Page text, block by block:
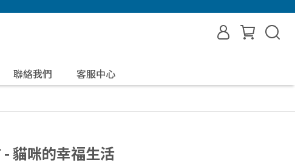
聯絡我們 客服中心
貓咪的幸福生活